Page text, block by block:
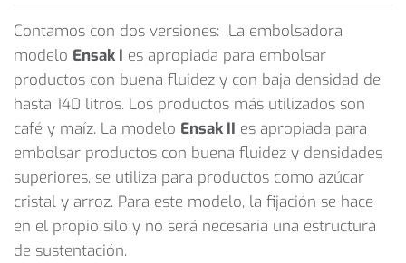
Contamos con dos versiones: La embolsadora
modelo Ensak I es apropiada para embolsar
productos con buena fluidez y con baja densidad de
hasta 140 litros. Los productos más utilizados son
café y maíz. La modelo Ensak II es apropiada para
embolsar productos con buena fluidez y densidades
superiores, se utiliza para productos como azúcar
cristal y arroz. Para este modelo, la fijación se hace
en el propio silo y no será necesaria una estructura
de sustentación.